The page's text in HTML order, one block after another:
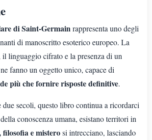
di Saint-Germainrappresenta uno degli
di manoscritto esoterico europeo. La
il linguaggio cifrato e la presenza di un
ne fanno un oggetto unico, capace di
più che fornire risposte definitive.
secoli, questo libro continua a ricordarci
conoscenza umana, esistano territori in
filosofia e misterosi intrecciano, lasciando